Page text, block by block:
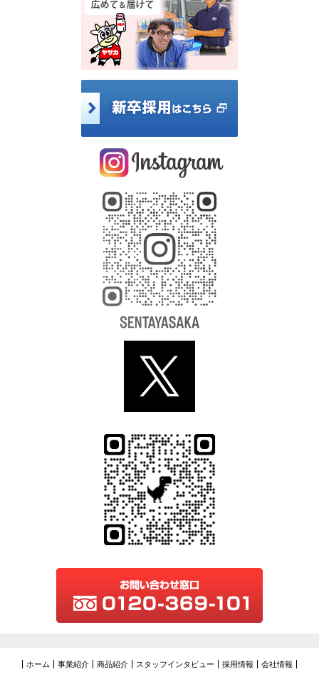
ホーム 事業紹介 商品紹介 スタッフインタビュー 採用情報 会社情報